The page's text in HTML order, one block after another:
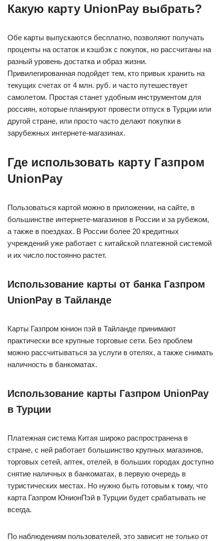
Какую карту UnionPay выбрать?
Обе карты выпускаются бесплатно, позволяют получать
проценты на остаток и кэшбэк с покупок, но рассчитаны на
разный уровень достатка и образ жизни.
Привилегированная подойдет тем, кто привык хранить на
текущих счетах от 4 млн. руб. и часто путешествует
самолетом. Простая станет удобным инструментом для
россиян, которые планируют провести отпуск в Турции или
другой стране, или просто часто делают покупки в
зарубежных интернете-магазинах.
Где использовать карту Газпром
UnionPay
Пользоваться картой можно в приложении, на сайте, в
большинстве интернете-магазинов в России и за рубежом,
а также в поездках. В России более 20 кредитных
учреждений уже работает с китайской платежной системой
и их число постоянно растет.
Использование карты от банка Газпром
UnionPay в Тайланде
Карты Газпром юнион пэй в Тайланде принимают
практически все крупные торговые сети. Без проблем
можно рассчитываться за услуги в отелях, а также снимать
наличность в банкоматах.
Использование карты Газпром UnionPay
в Турции
Платежная система Китая широко распространена в
стране, с ней работает большинство крупных магазинов,
торговых сетей, аптек, отелей, в больших городах доступно
снятие наличных в банкоматах, в первую очередь в
туристических местах. Но нужно быть готовым к тому, что
карта Газпром ЮнионПэй в Турции будет срабатывать не
всегда.
По наблюдениям пользователей, это зависит не только от